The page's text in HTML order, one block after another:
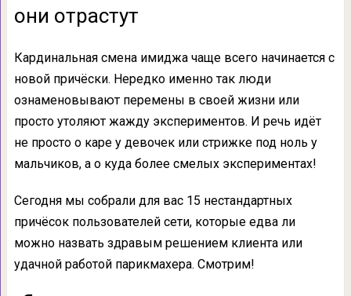
они отрастут
Кардинальная смена имиджа чаще всего начинается с
новой причёски. Нередко именно так люди
ознаменовывают перемены в своей жизни или
просто утоляют жажду экспериментов. И речь идёт
не просто о каре у девочек или стрижке под ноль у
мальчиков, а о куда более смелых экспериментах!
Сегодня мы собрали для вас 15 нестандартных
причёсок пользователей сети, которые едва ли
можно назвать здравым решением клиента или
удачной работой парикмахера. Смотрим!